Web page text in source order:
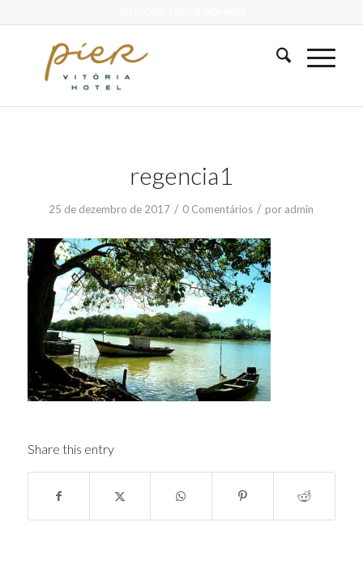
regencia1
25 de dezembro de 2017 / 0 Comentários / por admin
Share this entry